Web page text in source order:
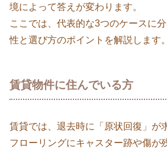
境によって答えが変わります。
ここでは、代表的な3つのケースに
性と選び方のポイントを解説します。
賃貸物件に住んでいる方
賃貸では、退去時に「原状回復」が
フローリングにキャスター跡や傷が